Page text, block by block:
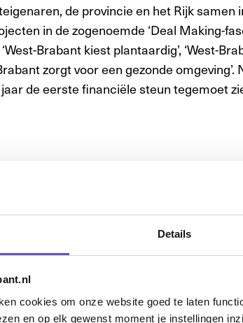
Details
cookies om onze website goed te laten
en op elk gewenst moment je instellingen
de provincie en het Rijk samen
in de zogenoemde ‘Deal Making-
Brabant kiest plantaardig’, ‘West-
zorgt voor een gezonde omgeving’.
de eerste financiële steun tegemoet
en projecten
projectaanvragen die zich richten op
projecten in te zetten op
rondom plantaardig en